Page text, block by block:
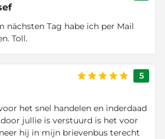
nächsten Tag habe ich per Mail
Toll.
5
het snel handelen en inderdaad
jullie is verstuurd is het voor
hij in mijn brievenbus terecht